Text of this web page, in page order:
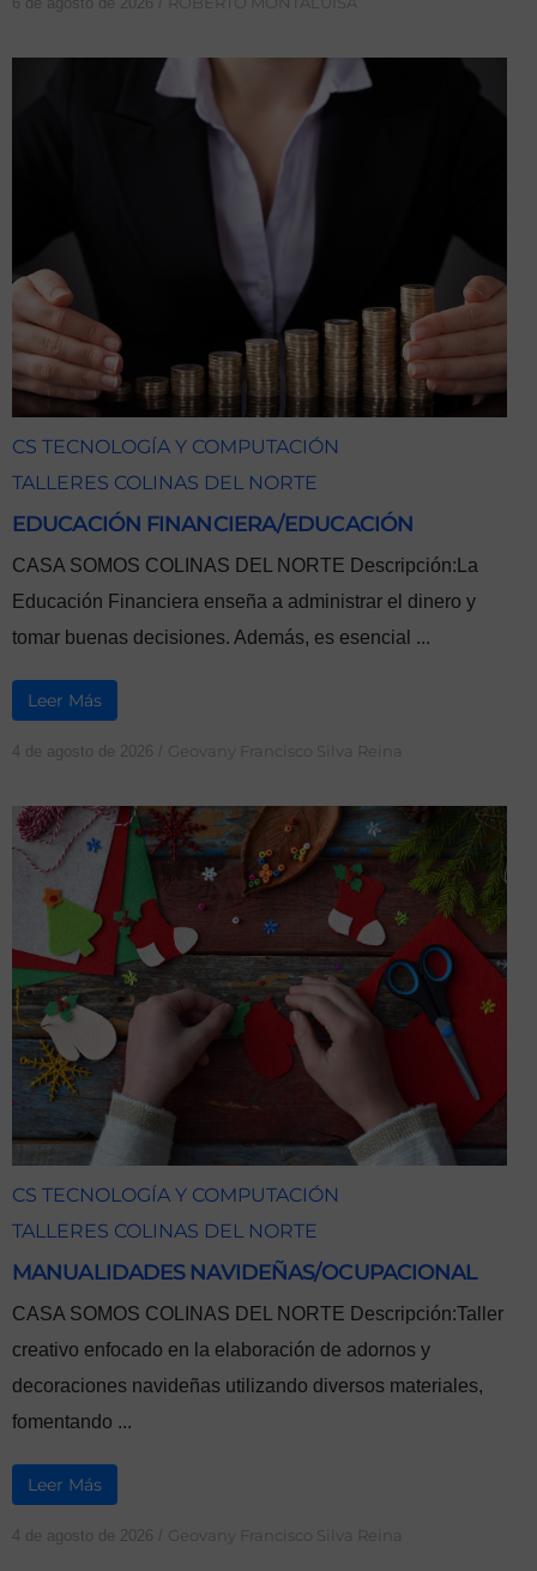
CS TECNOLOGÍA Y COMPUTACIÓN
TALLERES COLINAS DEL NORTE
EDUCACIÓN FINANCIERA/EDUCACIÓN
CASA SOMOS COLINAS DEL NORTE Descripción:La
Educación Financiera enseña a administrar el dinero y
tomar buenas decisiones. Además, es esencial ...
Leer Más
4 de agosto de 2026 / Geovany Francisco Silva Reina
CS TECNOLOGÍA Y COMPUTACIÓN
TALLERES COLINAS DEL NORTE
MANUALIDADES NAVIDEÑAS/OCUPACIONAL
CASA SOMOS COLINAS DEL NORTE Descripción:Taller
creativo enfocado en la elaboración de adornos y
decoraciones navideñas utilizando diversos materiales,
fomentando ...
Leer Más
4 de agosto de 2026 / Geovany Francisco Silva Reina